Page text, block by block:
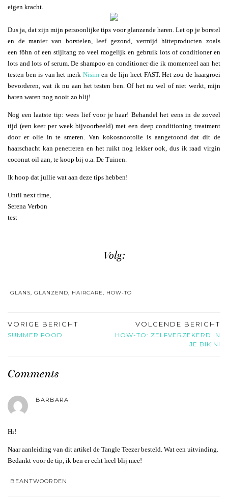
eigen kracht.
Dus ja, dat zijn mijn persoonlijke tips voor glanzende haren. Let op je borstel
en de manier van borstelen, leef gezond, vermijd hitteproducten zoals
een föhn of een stijltang zo veel mogelijk en gebruik lots of conditioner en
lots and lots of serum. De shampoo en conditioner die ik momenteel aan het
testen ben is van het merkNisim en de lijn heet FAST. Het zou de haargroei
bevorderen, wat ik nu aan het testen ben. Of het nu wel of niet werkt, mijn
haren waren nog nooit zo blij!
Nog een laatste tip: wees lief voor je haar! Behandel het eens in de zoveel
tijd (een keer per week bijvoorbeeld) met een deep conditioning treatment
door er olie in te smeren. Van kokosnootolie is aangetoond dat dit de
haarschacht kan penetreren en het ruikt nog lekker ook, dus ik raad virgin
coconut oil aan, te koop bij o.a. De Tuinen.
Ik hoop dat jullie wat aan deze tips hebben!
Until next time,
Serena Verbon
test
Volg:
GLANS, GLANZEND, HAIRCARE, HOW-TO
VORIGE BERICHT
SUMMER FOOD
VOLGENDE BERICHT
HOW-TO: ZELFVERZEKERD IN
JE BIKINI
Comments
BARBARA
Hi!
Naar aanleiding van dit artikel de Tangle Teezer besteld. Wat een uitvinding.
Bedankt voor de tip, ik ben er echt heel blij mee!
BEANTWOORDEN